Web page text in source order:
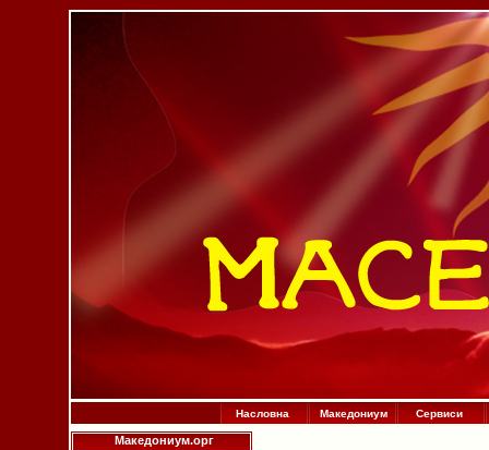
Насловна Македониум Сервиси
Македониум.орг